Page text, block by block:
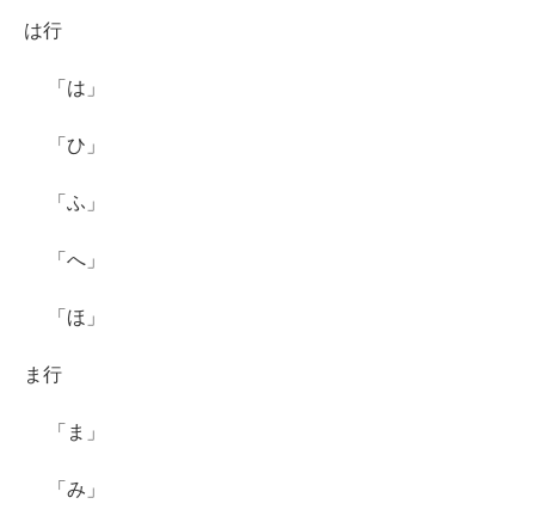
は行
「は」
「ひ」
「ふ」
「へ」
「ほ」
ま行
「ま」
「み」